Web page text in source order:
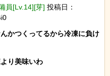
員[Lv.14][芽] 投稿日：
かつくってるから冷凍に負け
り美味いわ